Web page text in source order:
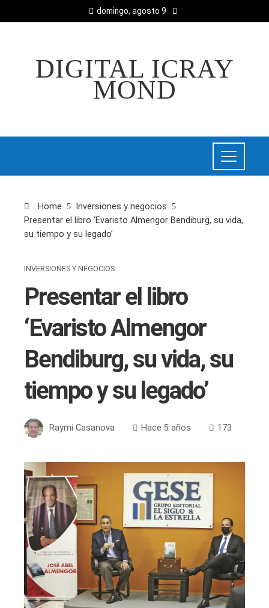
domingo, agosto 9
DIGITAL ICRAY
MOND
Home
Inversiones y negocios
Presentar el libro ‘Evaristo Almengor Bendiburg, su vida,
su tiempo y su legado’
INVERSIONES Y NEGOCIOS
Presentar el libro
‘Evaristo Almengor
Bendiburg, su vida, su
tiempo y su legado’
Raymi Casanova Hace 5 años 173